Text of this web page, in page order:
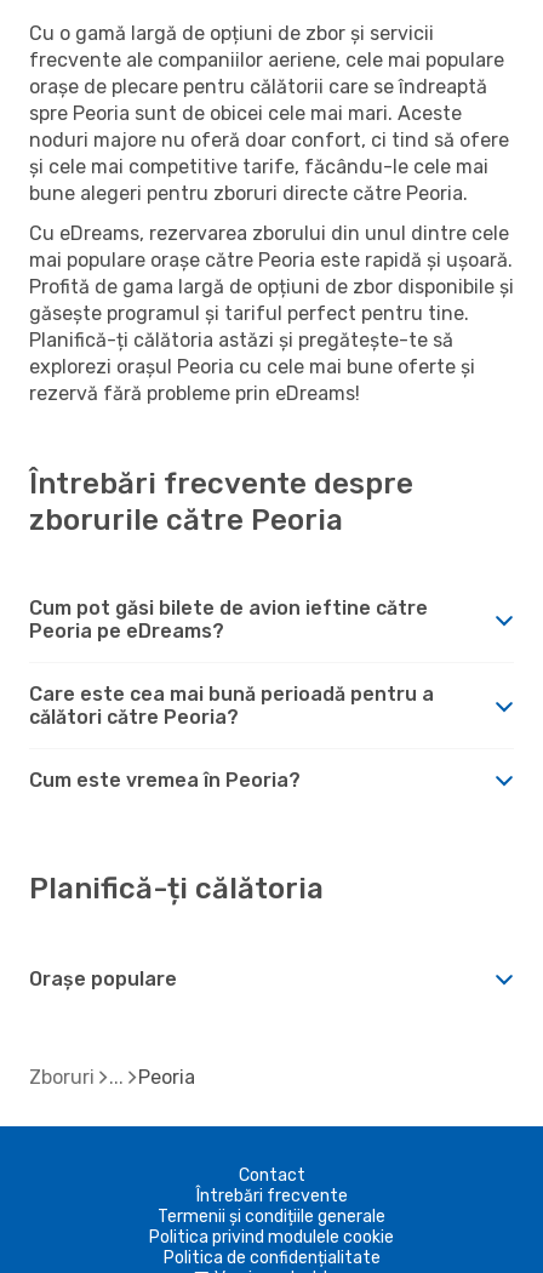
Cu o gamă largă de opțiuni de zbor și servicii
frecvente ale companiilor aeriene, cele mai populare
orașe de plecare pentru călătorii care se îndreaptă
spre Peoria sunt de obicei cele mai mari. Aceste
noduri majore nu oferă doar confort, ci tind să ofere
și cele mai competitive tarife, făcându-le cele mai
bune alegeri pentru zboruri directe către Peoria.
Cu eDreams, rezervarea zborului din unul dintre cele
mai populare orașe către Peoria este rapidă și ușoară.
Profită de gama largă de opțiuni de zbor disponibile și
găsește programul și tariful perfect pentru tine.
Planifică-ți călătoria astăzi și pregătește-te să
explorezi orașul Peoria cu cele mai bune oferte și
rezervă fără probleme prin eDreams!
Întrebări frecvente despre
zborurile către Peoria
Cum pot găsi bilete de avion ieftine către
Peoria pe eDreams?
Care este cea mai bună perioadă pentru a
călători către Peoria?
Cum este vremea în Peoria?
Planifică-ți călătoria
Orașe populare
Zboruri Peoria
Contact
Întrebări frecvente
Termenii și condițiile generale
Politica privind modulele cookie
Politica de confidențialitate